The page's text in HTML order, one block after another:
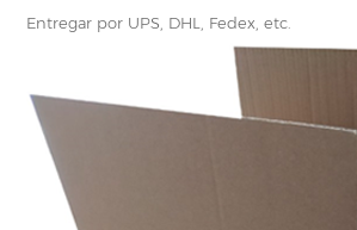
Entregar por UPS, DHL, Fedex, etc.